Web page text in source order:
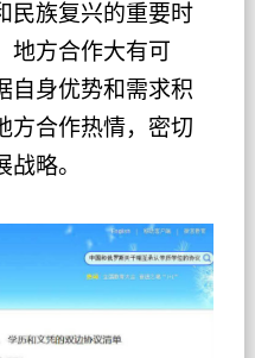
民族复兴的重要时
方合作大有可
自身优势和需求积
方合作热情，密切
略。